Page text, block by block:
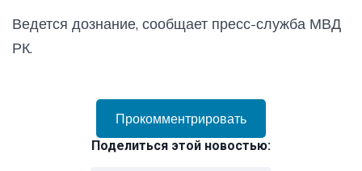
Ведется дознание, сообщает пресс-служба МВД
РК.
Прокомментрировать
Поделиться этой новостью: